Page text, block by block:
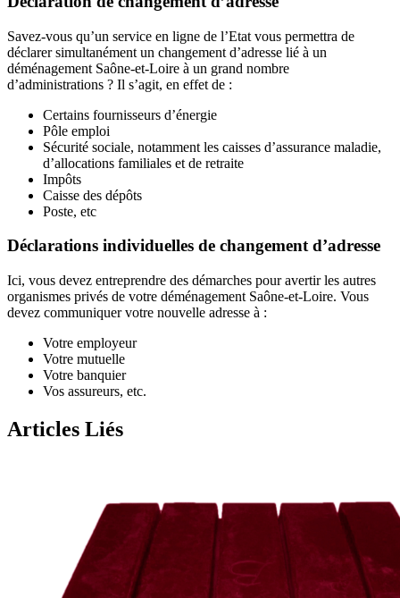
Savez-vous qu’un service en ligne de l’Etat vous permettra de
déclarer simultanément un changement d’adresse lié à un
déménagement Saône-et-Loire à un grand nombre
d’administrations ? Il s’agit, en effet de :
Certains fournisseurs d’énergie
Pôle emploi
Sécurité sociale, notamment les caisses d’assurance maladie,
d’allocations familiales et de retraite
Impôts
Caisse des dépôts
Poste, etc
Déclarations individuelles de changement d’adresse
Ici, vous devez entreprendre des démarches pour avertir les autres
organismes privés de votre déménagement Saône-et-Loire. Vous
devez communiquer votre nouvelle adresse à :
Votre employeur
Votre mutuelle
Votre banquier
Vos assureurs, etc.
Articles Liés